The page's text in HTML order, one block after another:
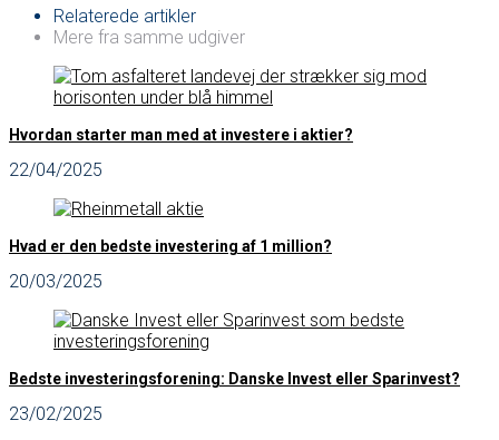
Relaterede artikler
Mere fra samme udgiver
Hvordan starter man med at investere i aktier?
22/04/2025
Hvad er den bedste investering af 1 million?
20/03/2025
Bedste investeringsforening: Danske Invest eller Sparinvest?
23/02/2025